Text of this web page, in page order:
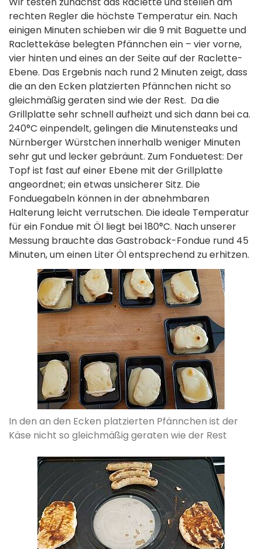
rechten Regler die höchste Temperatur ein. Nach
einigen Minuten schieben wir die 9 mit Baguette und
Raclettekäse belegten Pfännchen ein – vier vorne,
vier hinten und eines an der Seite auf der Raclette-
Ebene. Das Ergebnis nach rund 2 Minuten zeigt, dass
die an den Ecken platzierten Pfännchen nicht so
gleichmäßig geraten sind wie der Rest. Da die
Grillplatte sehr schnell aufheizt und sich dann bei ca.
240°C einpendelt, gelingen die Minutensteaks und
Nürnberger Würstchen innerhalb weniger Minuten
sehr gut und lecker gebräunt. Zum Fonduetest: Der
Topf ist fast auf einer Ebene mit der Grillplatte
angeordnet; ein etwas unsicherer Sitz. Die
Fonduegabeln können in der abnehmbaren
Halterung leicht verrutschen. Die ideale Temperatur
für ein Fondue mit Öl liegt bei 180°C. Nach unserer
Messung brauchte das Gastroback-Fondue rund 45
Minuten, um einen Liter Öl entsprechend zu erhitzen.
In den an den Ecken platzierten Pfännchen ist der
Käse nicht so gleichmäßig geraten wie der Rest